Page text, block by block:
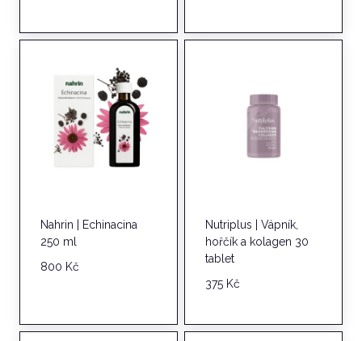
Nahrin | Echinacina
250 ml
800 Kč
Nutriplus | Vápník,
hořčík a kolagen 30
tablet
375 Kč